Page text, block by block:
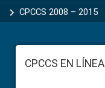
CPCCS 2008 – 2015
FooterCPCCS EN LÍNEA